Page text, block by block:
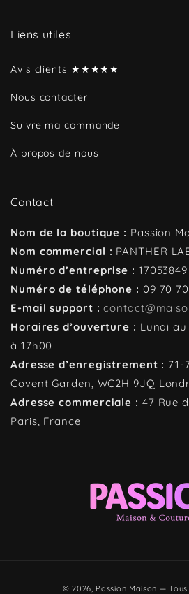
Liens utiles
Avis clients ★★★★★
Nous contacter
Suivre ma commande
À propos de nous
Contact
Nom de la boutique : Passion
Nom commercial : PANTHER
Numéro d’entreprise : 17053849
Numéro de téléphone : 09 70
E-mail support :
Horaires d’ouverture : Lundi
à 17h00
Adresse d’enregistrement : 71-
Covent Garden, WC2H 9JQ
Adresse commerciale : 47 Rue
Paris, France
© 2026, Passion Maison —